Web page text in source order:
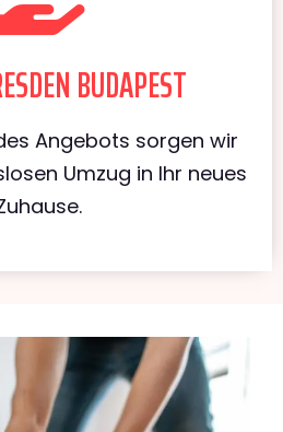
BUDAPEST
Angebots sorgen wir
Umzug in Ihr neues